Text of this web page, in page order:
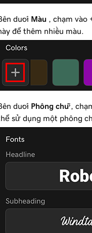
dưới Màu , chạm vào
để thêm nhiều màu.
dưới Phông chữ,
sử dụng một phông